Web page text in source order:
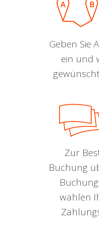
Geben Sie
ein und
Zur
Buchung
wählen